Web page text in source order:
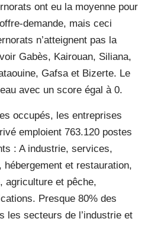
ont eu la moyenne pour
demande, mais ceci
n’atteignent pas la
Gabès, Kairouan, Siliana,
Gafsa et Bizerte. Le
avec un score égal à 0.
occupés, les entreprises
emploient 763.120 postes
: A industrie, services,
et restauration,
agriculture et pêche,
Presque 80% des
les secteurs de l’industrie et